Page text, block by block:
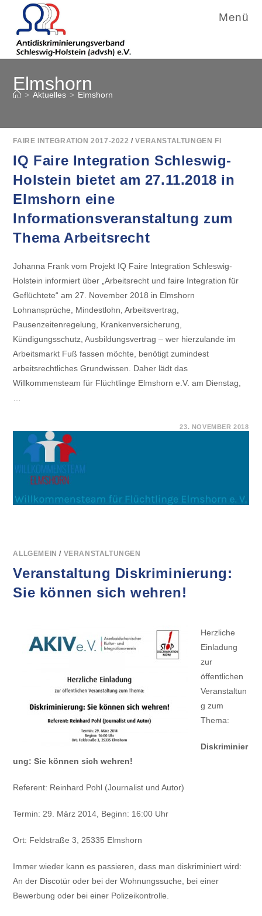
Inhalt
springen
Menü
Elmshorn
> Aktuelles > Elmshorn
FAIRE INTEGRATION 2017-2022 /VERANSTALTUNGEN FI
IQ Faire Integration Schleswig-
Holstein bietet am 27.11.2018 in
Elmshorn eine
Informationsveranstaltung zum
Thema Arbeitsrecht
Johanna Frank vom Projekt IQ Faire Integration Schleswig-
Holstein informiert über „Arbeitsrecht und faire Integration für
Geflüchtete“ am 27. November 2018 in Elmshorn
Lohnansprüche, Mindestlohn, Arbeitsvertrag,
Pausenzeitenregelung, Krankenversicherung,
Kündigungsschutz, Ausbildungsvertrag – wer hierzulande im
Arbeitsmarkt Fuß fassen möchte, benötigt zumindest
arbeitsrechtliches Grundwissen. Daher lädt das
Willkommensteam für Flüchtlinge Elmshorn e.V. am Dienstag,
IQ
IN
ELMSHORN
23. NOVEMBER 2018
ALLGEMEIN / VERANSTALTUNGEN
Veranstaltung Diskriminierung:
Sie können sich wehren!
Herzliche
Einladung
zur
öffentlichen
Veranstaltun
g zum
Thema:
Diskriminier
ung: Sie können sich wehren!
Referent: Reinhard Pohl (Journalist und Autor)
Termin: 29. März 2014, Beginn: 16:00 Uhr
Ort: Feldstraße 3, 25335 Elmshorn
Immer wieder kann es passieren, dass man diskriminiert wird:
An der Discotür oder bei der Wohnungssuche, bei einer
Bewerbung oder bei einer Polizeikontrolle.